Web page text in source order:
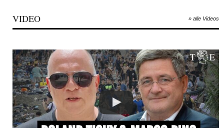
VIDEO » alle Videos